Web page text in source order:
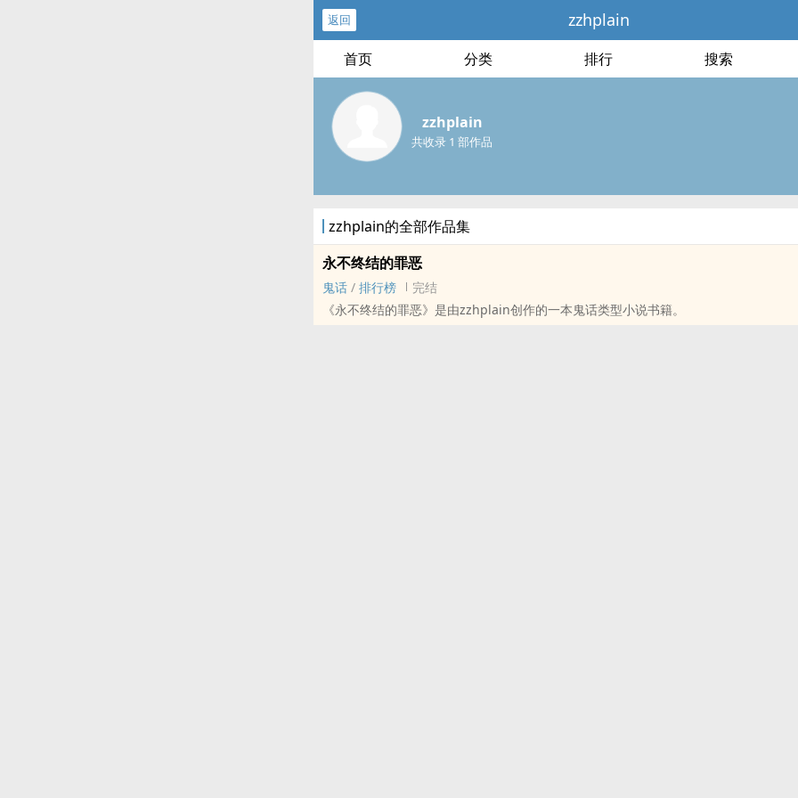
返回 zzhplain
首页 分类 排行 搜索
zzhplain
共收录 1 部作品
zzhplain的全部作品集
永不终结的罪恶
鬼话 / 排行榜
完结
《永不终结的罪恶》是由zzhplain创作的一本鬼话类型小说书籍。